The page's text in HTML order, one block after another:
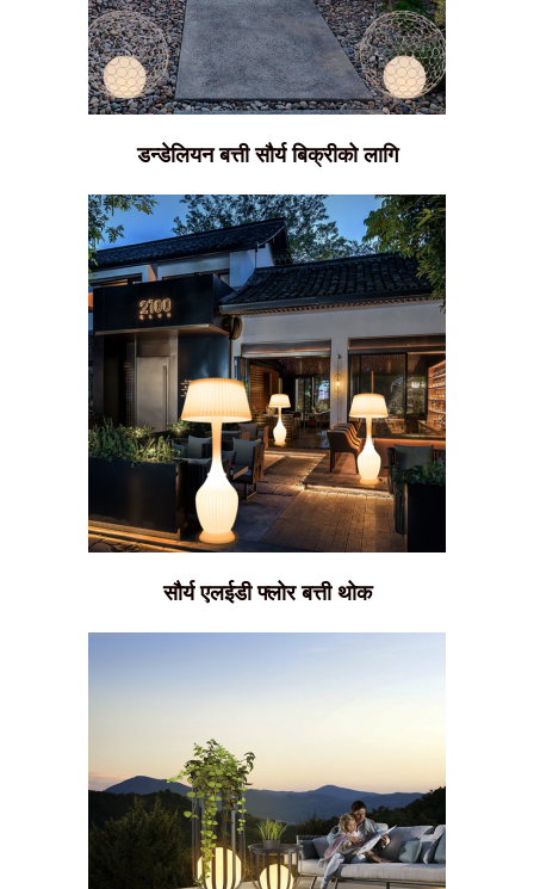
डन्डेलियन बत्ती सौर्य बिक्रीको लागि
सौर्य एलईडी फ्लोर बत्ती थोक